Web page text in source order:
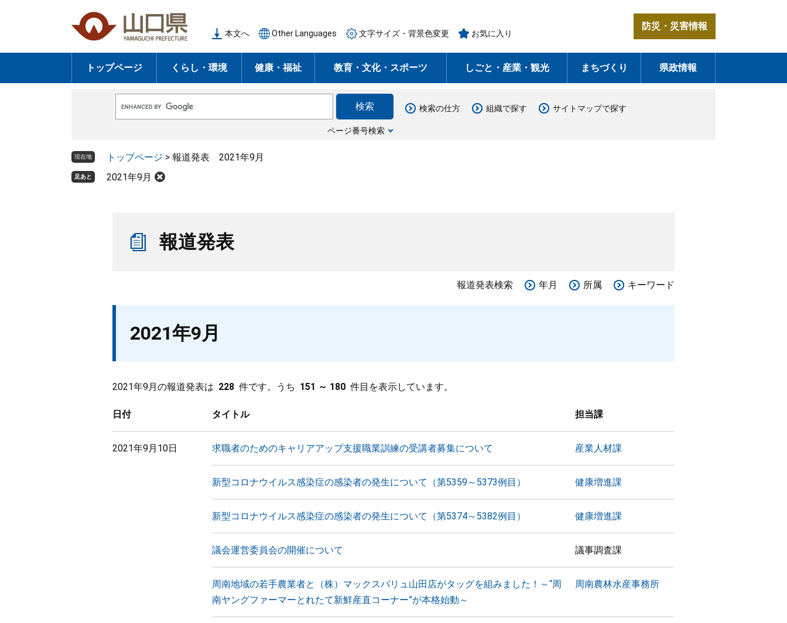
の
頭
ー
飛
本文へ Other Languages 文字サイズ・背景色変更 お気に入り
防災・災害情報
トップページ くらし・環境 健康・福祉 教育・文化・スポーツ しごと・産業・観光 まちづくり 県政情報
o
e
ス
ページ番号検索
検索の仕方 組織で探す サイトマップで探す
現在地 トップページ > 報道発表 2021年9月
足あと 2021年9月
報道発表
報道発表検索 年月 所属 キーワード
2021年9月
2021年9月の報道発表は 228 件です。うち 151 ～ 180 件目を表示しています。
日付 タイトル 担当課
2021年9月10日 求職者のためのキャリアアップ支援職業訓練の受講者募集について 産業人材課
新型コロナウイルス感染症の感染者の発生について（第5359～5373例目） 健康増進課
新型コロナウイルス感染症の感染者の発生について（第5374～5382例目） 健康増進課
議会運営委員会の開催について 議事調査課
周南地域の若手農業者と（株）マックスバリュ山田店がタッグを組みました！～“周
南ヤングファーマーとれたて新鮮産直コーナー”が本格始動～
周南農林水産事務所